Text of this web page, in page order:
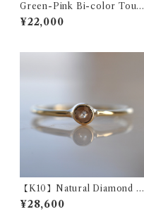
Green-Pink Bi-color Tour
maline Ring バイカラートル
マリン シルバーリング
¥22,000
【K10】Natural Diamond ‎P
inky Ring ナチュラルダイヤ
モンド ピンキーリング 2号
¥28,600